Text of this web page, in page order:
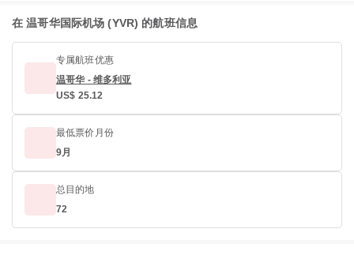
在 温哥华国际机场 (YVR) 的航班信息
专属航班优惠
温哥华 - 维多利亚
US$ 25.12
最低票价月份
9月
总目的地
72